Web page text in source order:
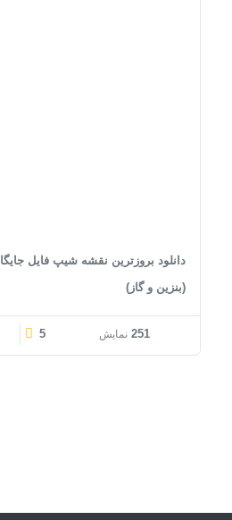
دانلود بروزترین نقشه شیپ فایل
(بنزین و گاز)
251 نمایش 5